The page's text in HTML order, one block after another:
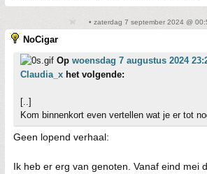
• zaterdag 7 september 2024 @
NoCigar
Op woensdag 7 augustus 2024
Claudia_x het volgende:
[..]
Kom binnenkort even vertellen wat je er tot
Geen lopend verhaal:
Ik heb er erg van genoten. Vanaf eind mei